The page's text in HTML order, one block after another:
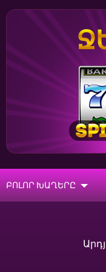
ԲՈԼՈՐ ԽԱՂԵՐԸ